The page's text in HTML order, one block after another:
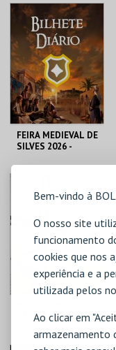
Bem-vindo à
O nosso site
funcionamento
cookies que nos
experiência e a
utilizada pelos
Ao clicar em
armazenamento
CASA DO CINEMA
DE COIMBRA
MAIS INFO
COMPRAR
FEIRA MEDIEVAL DE
SILVES 2026 -
SILVES
MAIS INFO
COMPRAR
TÁGIDES SUNSET